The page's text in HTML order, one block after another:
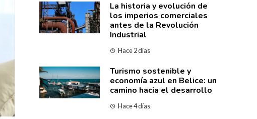
La historia y evolución de
los imperios comerciales
antes de la Revolución
Industrial
Hace 2 días
Turismo sostenible y
economía azul en Belice: un
camino hacia el desarrollo
Hace 4 días